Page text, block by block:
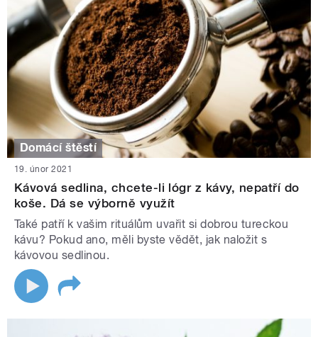
Domácí štěstí
19. únor 2021
Kávová sedlina, chcete-li lógr z kávy, nepatří do
koše. Dá se výborně využít
Také patří k vašim rituálům uvařit si dobrou tureckou
kávu? Pokud ano, měli byste vědět, jak naložit s
kávovou sedlinou.